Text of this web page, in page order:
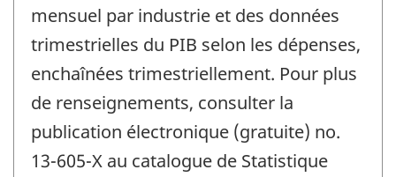
mensuel par industrie et des données
trimestrielles du PIB selon les dépenses,
enchaînées trimestriellement. Pour plus
de renseignements, consulter la
publication électronique (gratuite) no.
13-605-X au catalogue de Statistique